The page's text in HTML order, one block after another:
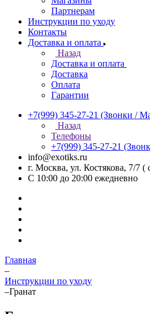
Партнерам
Инструкции по уходу
Контакты
Доставка и оплата
Назад
Доставка и оплата
Доставка
Оплата
Гарантии
+7(999) 345-27-21 (Звонки /
Назад
Телефоны
+7(999) 345-27-21
info@exotiks.ru
г. Москва, ул. Костякова, 7/7 (
С 10:00 до 20:00 ежедневно
Главная
–
Инструкции по уходу
–Гранат